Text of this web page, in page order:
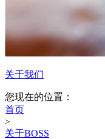
关于我们
您现在的位置：
首页
>
关于BOSS